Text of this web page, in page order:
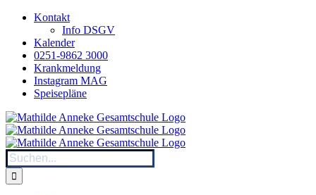
Zum
springen
Kontakt
Info DSGV
Kalender
0251-9862 3000
Krankmeldung
Instagram MAG
Speisepläne
Suche
nach: